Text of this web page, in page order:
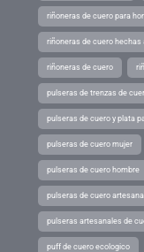
riñoneras de cuero para
riñoneras de cuero hechas
riñoneras de cuero
pulseras de trenzas de
pulseras de cuero y plata
pulseras de cuero mujer
pulseras de cuero hombre
pulseras de cuero
pulseras artesanales de
puff de cuero ecologico